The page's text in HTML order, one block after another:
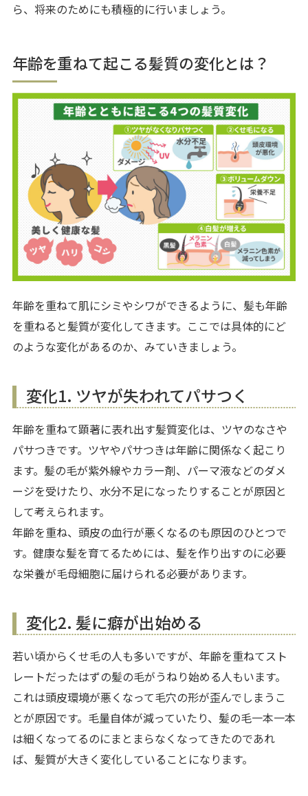
ら、将来のためにも積極的に行いましょう。
年齢を重ねて起こる髪質の変化とは？
年齢を重ねて肌にシミやシワができるように、髪も年齢
を重ねると髪質が変化してきます。ここでは具体的にど
のような変化があるのか、みていきましょう。
変化1. ツヤが失われてパサつく
年齢を重ねて顕著に表れ出す髪質変化は、ツヤのなさや
パサつきです。ツヤやパサつきは年齢に関係なく起こり
ます。髪の毛が紫外線やカラー剤、パーマ液などのダメ
ージを受けたり、水分不足になったりすることが原因と
して考えられます。
年齢を重ね、頭皮の血行が悪くなるのも原因のひとつで
す。健康な髪を育てるためには、髪を作り出すのに必要
な栄養が毛母細胞に届けられる必要があります。
変化2. 髪に癖が出始める
若い頃からくせ毛の人も多いですが、年齢を重ねてスト
レートだったはずの髪の毛がうねり始める人もいます。
これは頭皮環境が悪くなって毛穴の形が歪んでしまうこ
とが原因です。毛量自体が減っていたり、髪の毛一本一本
は細くなってるのにまとまらなくなってきたのであれ
ば、髪質が大きく変化していることになります。